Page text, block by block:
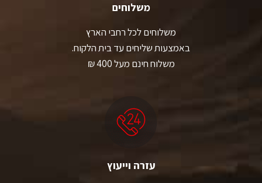
משלוחים
משלוחים לכל רחבי הארץ
באמצעות שליחים עד בית הלקוח.
משלוח חינם מעל 400 ₪
עזרה וייעוץ